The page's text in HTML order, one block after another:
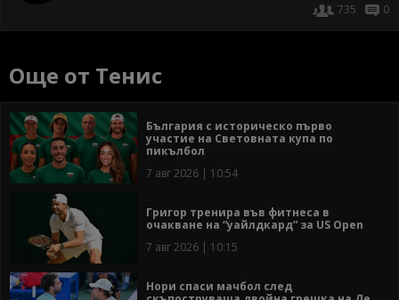
735
0
Още от Тенис
България с историческо първо
участие на Световната купа по
пикълбол
7 авг 2026 | 10:54
Григор тренира във фитнеса в
очакване на “уайлдкард” за US Open
7 авг 2026 | 10:15
Нори спаси мачбол след